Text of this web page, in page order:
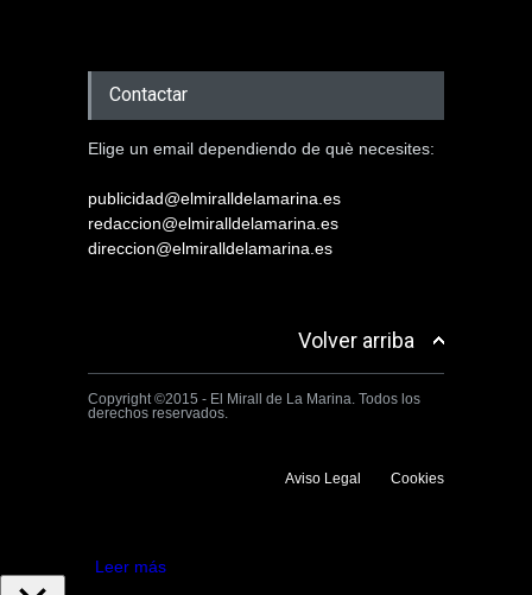
Contactar
Elige un email dependiendo de què necesites:
publicidad@elmiralldelamarina.es
redaccion@elmiralldelamarina.es
direccion@elmiralldelamarina.es
Volver arriba
Copyright ©2015 - El Mirall de La Marina. Todos los
derechos reservados.
Aviso Legal Cookies
Leer más